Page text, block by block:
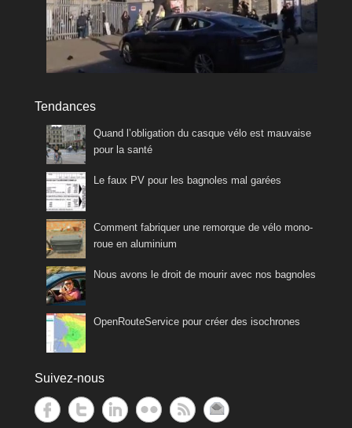
Tendances
Quand l’obligation du casque vélo est mauvaise
pour la santé
Le faux PV pour les bagnoles mal garées
Comment fabriquer une remorque de vélo mono-
roue en aluminium
Nous avons le droit de mourir avec nos bagnoles
OpenRouteService pour créer des isochrones
Suivez-nous